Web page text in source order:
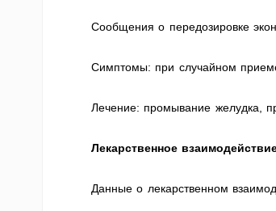
Сообщения о передозировке
Симптомы: при случайном
Лечение: промывание желудка,
Лекарственное
Данные о лекарственном